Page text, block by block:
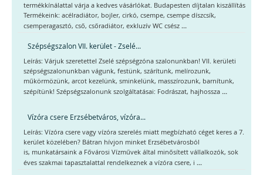
termékkínálattal várja a kedves vásárlókat. Budapesten díjtalan kiszállítás
Termékeink: acélradiátor, bojler, cirkó, csempe, csempe díszcsík,
csemperagasztó, cső, csőradiátor, exkluzív WC csész ...
Szépségszalon VII. kerület - Zselé...
Leírás: Várjuk szeretettel Zselé szépségzóna szalonunkban! VII. kerületi
szépségszalonunkban vágunk, festünk, szárítunk, melírozunk,
műkörmözünk, arcot kezelünk, sminkelünk, masszírozunk, barnítunk,
szépítünk! Szépségszalonunk szolgáltatásai: Fodrászat, hajhossza ...
Vízóra csere Erzsébetváros, vízóra...
Leírás: Vízóra csere vagy vízóra szerelés miatt megbízható céget keres a 7.
kerület közelében? Bátran hívjon minket Erzsébetvárosból
is, munkatársaink a Fővárosi Vízművek által minősített vállalkozók, sok
éves szakmai tapasztalattal rendelkeznek a vízóra csere, i ...